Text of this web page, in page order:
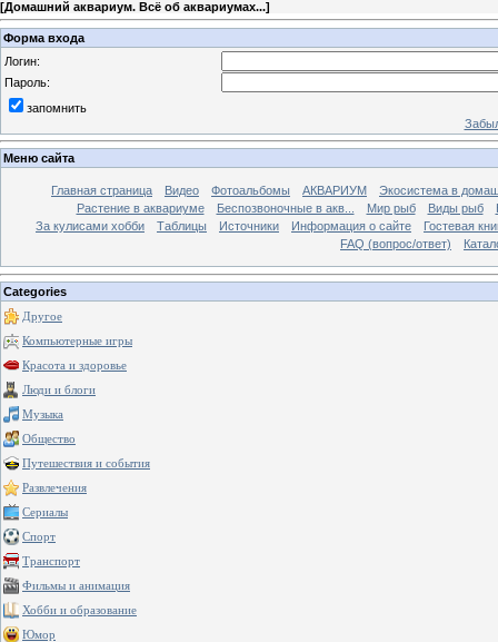
[Домашний аквариум. Всё об аквариумах...]
Форма входа
Логин:
Пароль:
запомнить
Меню сайта
Главная страница Видео Фотоальбомы АКВАРИУМ
Экосистема в
Растение в аквариуме
Беспозвоночные в акв... Мир рыб Виды рыб
За кулисами хобби
Таблицы Источники Информация о сайте
Гостевая
FAQ (вопрос/ответ)
Categories
Другое
Компьютерные игры
Красота и здоровье
Люди и блоги
Музыка
Общество
Путешествия и события
Развлечения
Сериалы
Спорт
Транспорт
Фильмы и анимация
Хобби и образование
Юмор